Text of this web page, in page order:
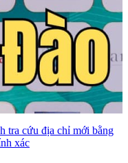
tra cứu địa chỉ mới bằng
xác